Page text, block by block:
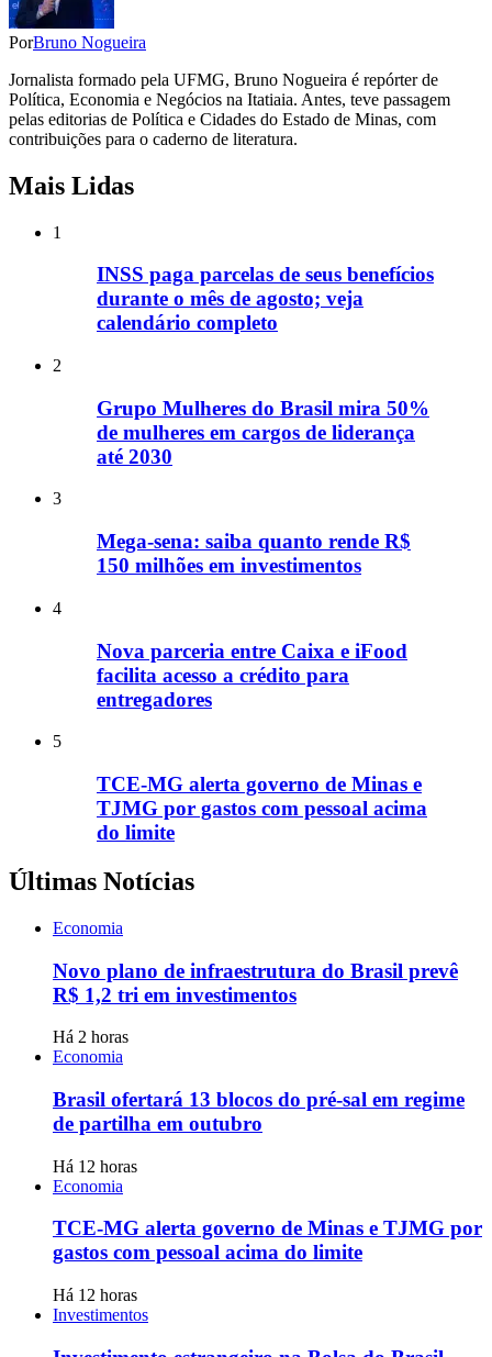
PorBruno Nogueira
Jornalista formado pela UFMG, Bruno Nogueira é repórter de
Política, Economia e Negócios na Itatiaia. Antes, teve passagem
pelas editorias de Política e Cidades do Estado de Minas, com
contribuições para o caderno de literatura.
Mais Lidas
1
INSS paga parcelas de seus benefícios
durante o mês de agosto; veja
calendário completo
2
Grupo Mulheres do Brasil mira 50%
de mulheres em cargos de liderança
até 2030
3
Mega-sena: saiba quanto rende R$
150 milhões em investimentos
4
Nova parceria entre Caixa e iFood
facilita acesso a crédito para
entregadores
5
TCE-MG alerta governo de Minas e
TJMG por gastos com pessoal acima
do limite
Últimas Notícias
Economia
Novo plano de infraestrutura do Brasil prevê
R$ 1,2 tri em investimentos
Há 2 horas
Economia
Brasil ofertará 13 blocos do pré-sal em regime
de partilha em outubro
Há 12 horas
Economia
TCE-MG alerta governo de Minas e TJMG por
gastos com pessoal acima do limite
Há 12 horas
Investimentos